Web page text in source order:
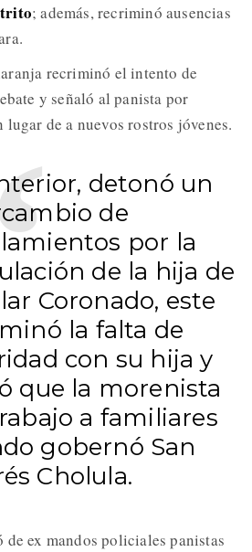
; además, recriminó ausencias
recriminó el intento de
y señaló al panista por
lugar de a nuevos rostros jóvenes.
detonó un
de
por la
de la hija de
Coronado, este
la falta de
con su hija y
que la morenista
a familiares
gobernó San
Cholula.
ex mandos policiales panistas